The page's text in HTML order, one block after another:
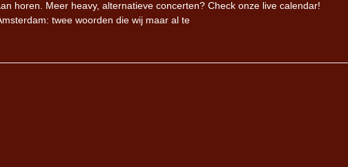
horen. Meer heavy, alternatieve concerten? Check onze live calendar!
twee woorden die wij maar al te